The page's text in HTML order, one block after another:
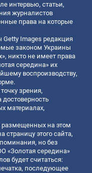
интервью, статьи,
журналистов
права на которые
Images редакция
законом Украины
никто не имеет права
середина» их
воспроизводству,
зрения,
материалах,
размещенных на этом
страницу этого сайта,
но без
«Золотая середина»
будет считаться:
последующее